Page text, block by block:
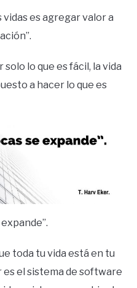
es agregar valor a
solo lo que es fácil, la vida
a hacer lo que es
toda tu vida está en tu
es el sistema de software